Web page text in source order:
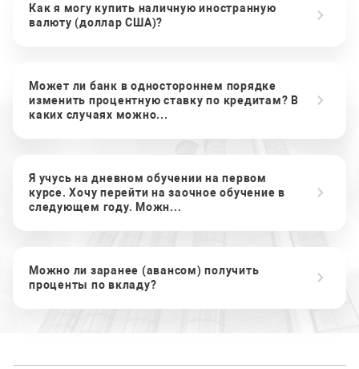
Как я могу купить наличную иностранную
валюту (доллар США)?
Может ли банк в одностороннем порядке
изменить процентную ставку по кредитам? В
каких случаях можно...
Я учусь на дневном обучении на первом
курсе. Хочу перейти на заочное обучение в
следующем году. Можн...
Можно ли заранее (авансом) получить
проценты по вкладу?